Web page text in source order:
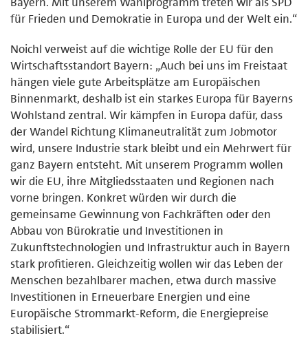
für Frieden und Demokratie in Europa und der Welt ein.“
Noichl verweist auf die wichtige Rolle der EU für den
Wirtschaftsstandort Bayern: „Auch bei uns im Freistaat
hängen viele gute Arbeitsplätze am Europäischen
Binnenmarkt, deshalb ist ein starkes Europa für Bayerns
Wohlstand zentral. Wir kämpfen in Europa dafür, dass
der Wandel Richtung Klimaneutralität zum Jobmotor
wird, unsere Industrie stark bleibt und ein Mehrwert für
ganz Bayern entsteht. Mit unserem Programm wollen
wir die EU, ihre Mitgliedsstaaten und Regionen nach
vorne bringen. Konkret würden wir durch die
gemeinsame Gewinnung von Fachkräften oder den
Abbau von Bürokratie und Investitionen in
Zukunftstechnologien und Infrastruktur auch in Bayern
stark profitieren. Gleichzeitig wollen wir das Leben der
Menschen bezahlbarer machen, etwa durch massive
Investitionen in Erneuerbare Energien und eine
Europäische Strommarkt-Reform, die Energiepreise
stabilisiert.“